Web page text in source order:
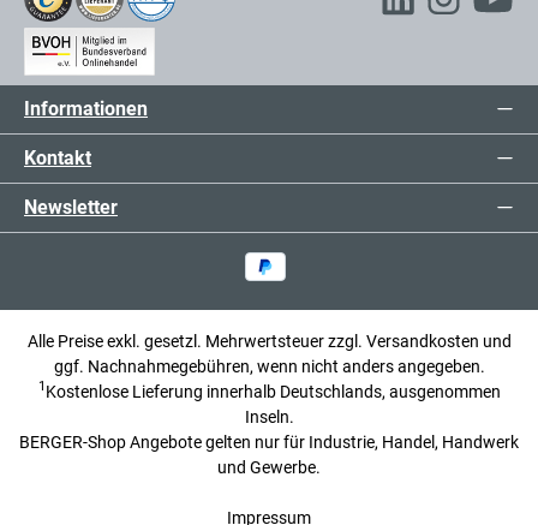
Informationen
Kontakt
Newsletter
Alle Preise exkl. gesetzl. Mehrwertsteuer zzgl. Versandkosten und
ggf. Nachnahmegebühren, wenn nicht anders angegeben.
1 Kostenlose Lieferung innerhalb Deutschlands, ausgenommen
Inseln.
BERGER-Shop Angebote gelten nur für Industrie, Handel, Handwerk
und Gewerbe.
Impressum